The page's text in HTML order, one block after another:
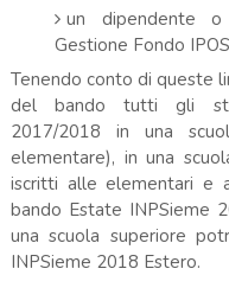
un dipendente
Gestione Fondo
Tenendo conto di queste
del bando tutti gli
2017/2018 in una
elementare), in una
iscritti alle elementari e
bando Estate INPSieme
una scuola superiore
INPSieme 2018 Estero.